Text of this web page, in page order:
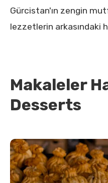
Gürcistan'ın zengin
lezzetlerin arkasındaki
Makaleler
Desserts